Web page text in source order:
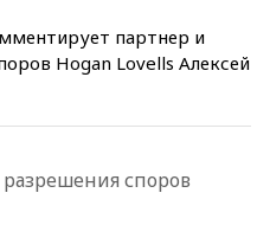
партнер и
Hogan Lovells Алексей
споров